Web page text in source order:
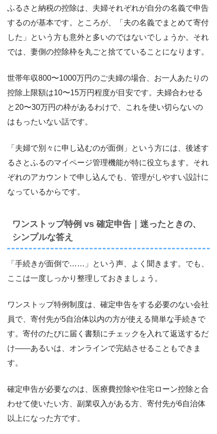
ふるさと納税の控除は、夫婦それぞれが自分の名義で申告
するのが基本です。ところが、「夫の名義でまとめて寄付
した」という方も意外と多いのではないでしょうか。それ
では、妻側の控除枠を丸ごと捨てていることになります。
世帯年収800〜1000万円のご夫婦の場合、お一人あたりの
控除上限額は10〜15万円程度が目安です。夫婦合わせる
と20〜30万円の枠があるわけで、これを使い切らないの
はもったいない話です。
「夫婦で別々に申し込むのが面倒」という方には、後述す
るさとふるのマイページ管理機能が特に役立ちます。それ
ぞれのアカウントで申し込んでも、管理がしやすい設計に
なっているからです。
ワンストップ特例 vs 確定申告｜迷ったときの、
シンプルな答え
「手続きが面倒で……」という声、よく聞きます。でも、
ここは一度しっかり整理しておきましょう。
ワンストップ特例制度は、確定申告をする必要のない会社
員で、寄付先が5自治体以内の方が使える簡単な手続きで
す。寄付のたびに届く書類にチェックを入れて返送するだ
け――あるいは、オンラインで完結させることもできま
す。
確定申告が必要なのは、医療費控除や住宅ローン控除と合
わせて使いたい方、副業収入がある方、寄付先が6自治体
以上になった方です。